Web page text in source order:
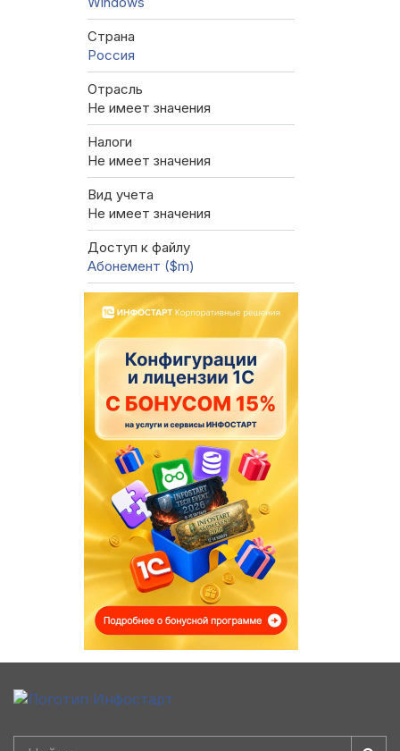
Страна
Россия
Отрасль
Не имеет значения
Налоги
Не имеет значения
Вид учета
Не имеет значения
Доступ к файлу
Абонемент ($m)